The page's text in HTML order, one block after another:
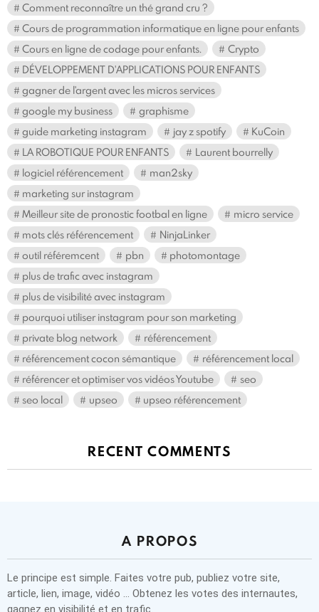
Comment reconnaître un thé grand cru ?
Cours de programmation informatique en ligne pour enfants
Cours en ligne de codage pour enfants.
Crypto
DÉVELOPPEMENT D'APPLICATIONS POUR ENFANTS
gagner de l'argent avec les micros services
google my business
graphisme
guide marketing instagram
jay z spotify
KuCoin
LA ROBOTIQUE POUR ENFANTS
Laurent bourrelly
logiciel référencement
man2sky
marketing sur instagram
Meilleur site de pronostic footbal en ligne
micro service
mots clés référencement
NinjaLinker
outil référemcent
pbn
photomontage
plus de trafic avec instagram
plus de visibilité avec instagram
pourquoi utiliser instagram pour son marketing
private blog network
référencement
référencement cocon sémantique
référencement local
référencer et optimiser vos vidéos Youtube
seo
seo local
upseo upseo référencement
RECENT COMMENTS
A PROPOS
Le principe est simple. Faites votre pub, publiez votre site,
article, lien, image, vidéo … Obtenez les votes des internautes,
gagnez en visibilité et en trafic.